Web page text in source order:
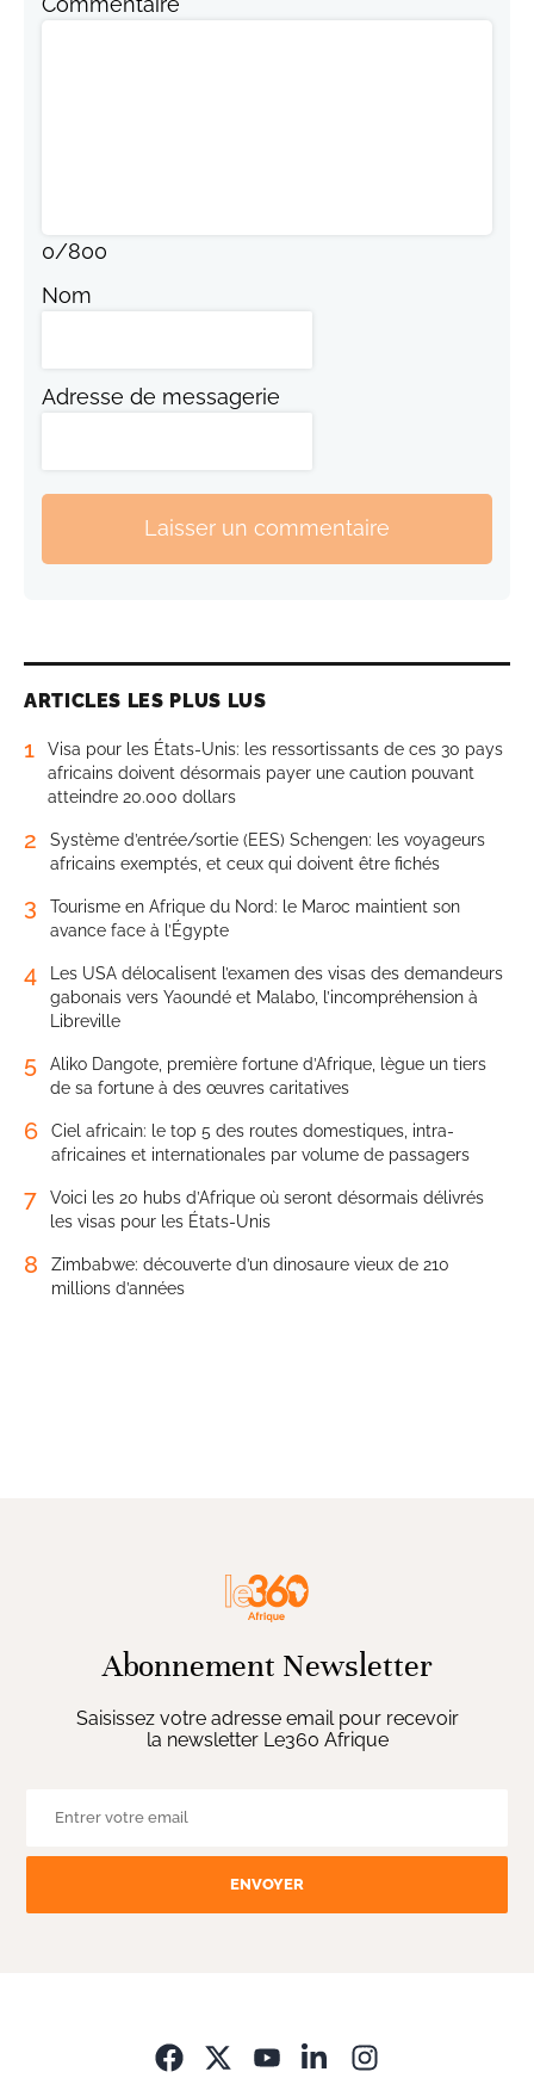
0/800
Nom
Adresse de messagerie
Laisser un commentaire
ARTICLES LES PLUS LUS
1
Visa pour les États-Unis: les ressortissants de ces 30 pays
africains doivent désormais payer une caution pouvant
atteindre 20.000 dollars
2
Système d’entrée/sortie (EES) Schengen: les voyageurs
africains exemptés, et ceux qui doivent être fichés
3
Tourisme en Afrique du Nord: le Maroc maintient son
avance face à l’Égypte
4
Les USA délocalisent l’examen des visas des demandeurs
gabonais vers Yaoundé et Malabo, l’incompréhension à
Libreville
5
Aliko Dangote, première fortune d’Afrique, lègue un tiers
de sa fortune à des œuvres caritatives
6
Ciel africain: le top 5 des routes domestiques, intra-
africaines et internationales par volume de passagers
7
Voici les 20 hubs d’Afrique où seront désormais délivrés
les visas pour les États-Unis
8
Zimbabwe: découverte d’un dinosaure vieux de 210
millions d’années
Abonnement Newsletter
Saisissez votre adresse email pour recevoir
la newsletter Le360 Afrique
ENVOYER